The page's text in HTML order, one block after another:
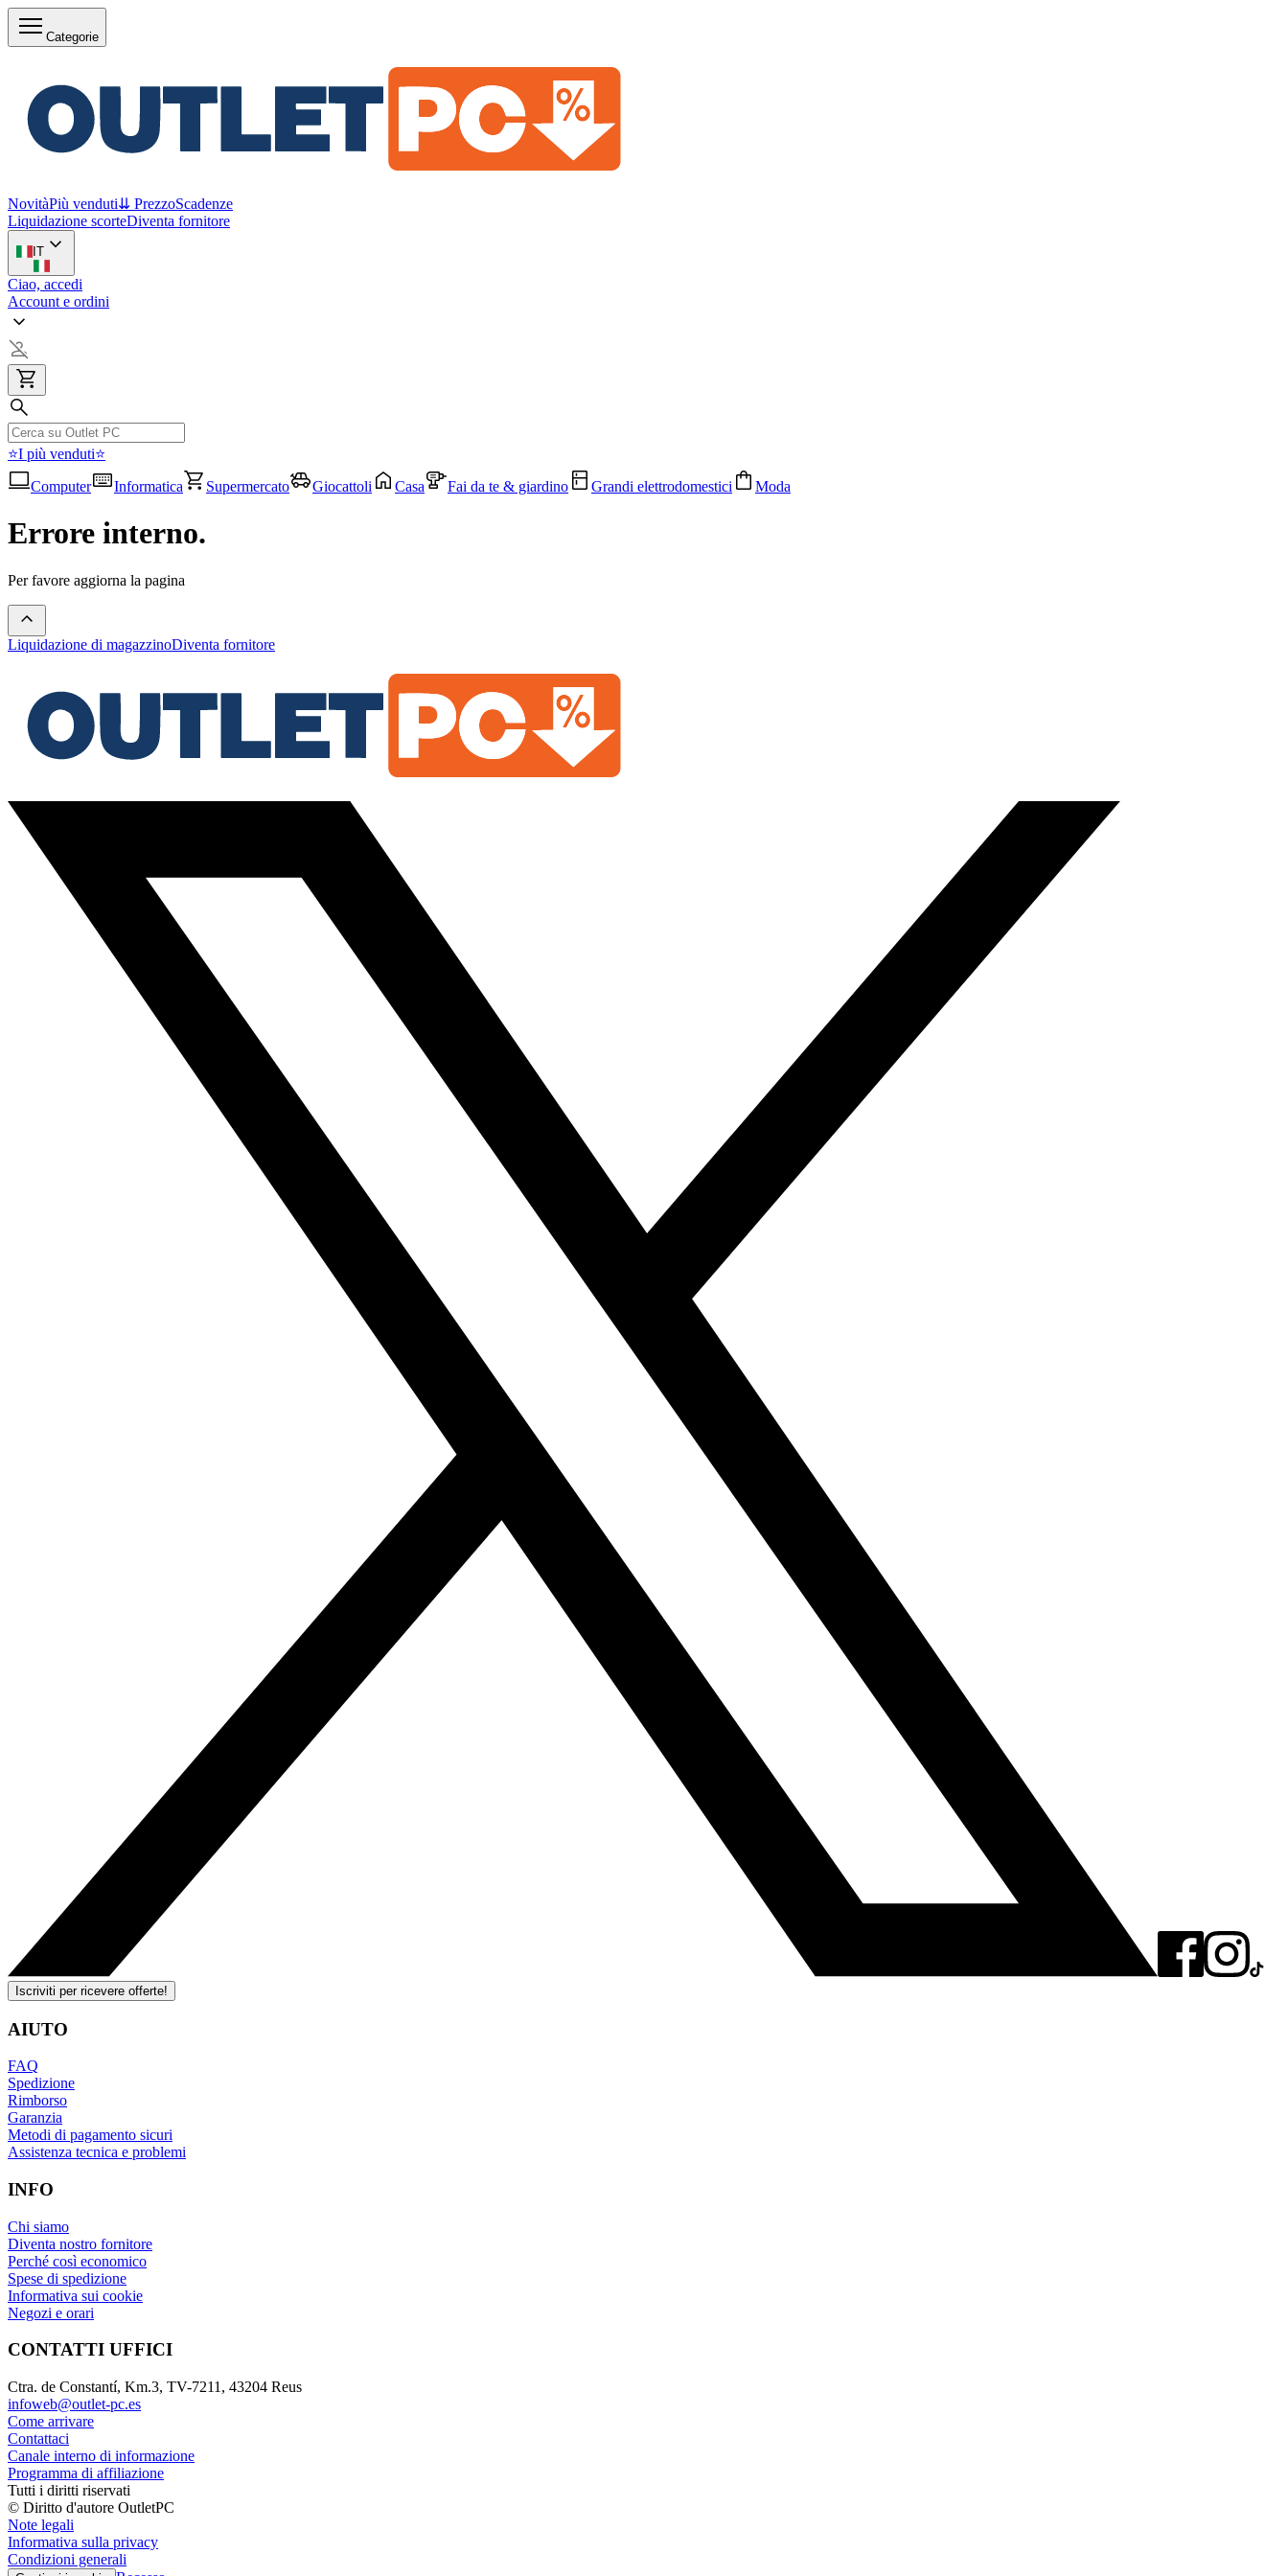
Categorie
NovitàPiù venduti⇊ PrezzoScadenze
Liquidazione scorteDiventa fornitore
IT
Ciao, accedi
Account e ordini
⭐I più venduti⭐
Computer
Informatica Supermercato Giocattoli Casa Fai da te & giardino Grandi elettrodomestici Moda
Errore interno.
Per favore aggiorna la pagina
Liquidazione di magazzinoDiventa fornitore
Iscriviti per ricevere offerte!
AIUTO
FAQ
Spedizione
Rimborso
Garanzia
Metodi di pagamento sicuri
Assistenza tecnica e problemi
INFO
Chi siamo
Diventa nostro fornitore
Perché così economico
Spese di spedizione
Informativa sui cookie
Negozi e orari
CONTATTI UFFICI
Ctra. de Constantí, Km.3, TV-7211, 43204 Reus
infoweb@outlet-pc.es
Come arrivare
Contattaci
Canale interno di informazione
Programma di affiliazione
Tutti i diritti riservati
© Diritto d'autore OutletPC
Note legali
Informativa sulla privacy
Condizioni generali